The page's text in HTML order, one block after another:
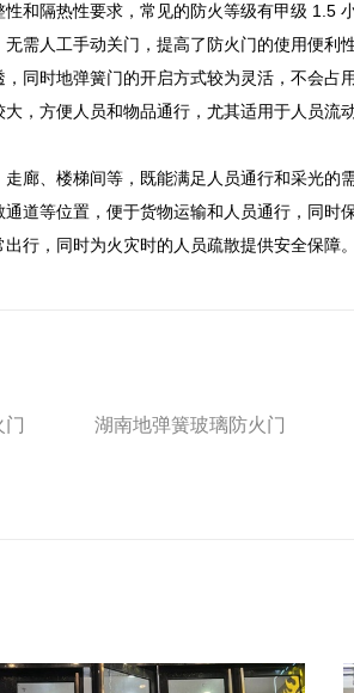
和隔热性要求，常见的防火等级有甲级 1.5
需人工手动关门，提高了防火门的使用便利
同时地弹簧门的开启方式较为灵活，不会占
，方便人员和物品通行，尤其适用于人员流
廊、楼梯间等，既能满足人员通行和采光的
道等位置，便于货物运输和人员通行，同时
行，同时为火灾时的人员疏散提供安全保障。
门 湖南地弹簧玻璃防火门